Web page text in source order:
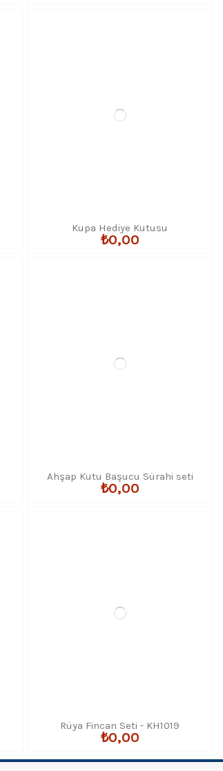
Kupa Hediye Kutusu
₺0,00
Ahşap Kutu Başucu Sürahi seti
₺0,00
Rüya Fincan Seti - KH1019
₺0,00